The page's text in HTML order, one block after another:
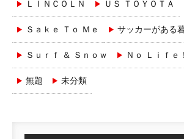
ＬＩＮＣＯＬＮ ＵＳ ＴＯＹＯＴＡ
Ｓａｋｅ Ｔｏ Ｍｅ サッカーがある
Ｓｕｒｆ ＆ Ｓｎｏｗ Ｎｏ Ｌｉｆｅ
無題 未分類